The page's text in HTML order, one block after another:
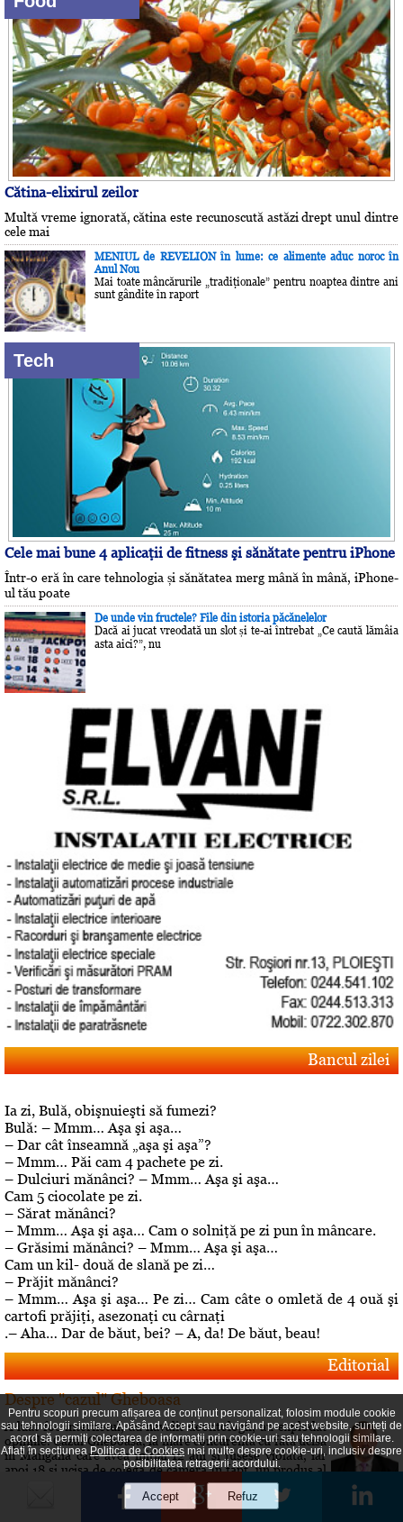
Cătina-elixirul zeilor
Multă vreme ignorată, cătina este recunoscută astăzi drept unul dintre
cele mai
MENIUL de REVELION în lume: ce alimente aduc noroc în
Anul Nou
Mai toate mâncărurile „tradiţionale” pentru noaptea dintre ani
sunt gândite în raport
Tech
Cele mai bune 4 aplicaţii de fitness şi sănătate pentru iPhone
Într-o eră în care tehnologia și sănătatea merg mână în mână, iPhone-
ul tău poate
De unde vin fructele? File din istoria păcănelelor
Dacă ai jucat vreodată un slot și te-ai întrebat „Ce caută lămâia
asta aici?”, nu
Bancul zilei
Ia zi, Bulă, obişnuieşti să fumezi?
Bulă: – Mmm… Aşa şi aşa…
– Dar cât înseamnă „aşa şi aşa”?
– Mmm… Păi cam 4 pachete pe zi.
– Dulciuri mănânci? – Mmm… Aşa şi aşa…
Cam 5 ciocolate pe zi.
– Sărat mănânci?
– Mmm… Aşa şi aşa… Cam o solniţă pe zi pun în mâncare.
– Grăsimi mănânci? – Mmm… Aşa şi aşa…
Cam un kil- două de slană pe zi…
– Prăjit mănânci?
– Mmm… Aşa şi aşa… Pe zi… Cam câte o omletă de 4 ouă şi
cartofi prăjiţi, asezonaţi cu cârnaţi
.– Aha… Dar de băut, bei? – A, da! De băut, beau!
Editorial
Despre "cazul" Gheboasa
A luat foc internetul, au navalit deontologii, au explodat
opiniile. Cazul Gheboasa, la mare concurenta cu fata ucisa
in Mangalia care avea initial 12 ani si fusese violata, iar
apoi 18 si ucisa de colega de camera In fapt, un produs al
gradului de cultura aferent unor concetateni, domnul cu
pricina a fost lasat sa evolueze intr-o siluire a...
Pentru scopuri precum afișarea de conținut personalizat, folosim module cookie
sau tehnologii similare. Apăsând Accept sau navigând pe acest website, sunteți de
acord să permiți colectarea de informații prin cookie-uri sau tehnologii similare.
Aflați în secțiuneaPolitica de Cookies mai multe despre cookie-uri, inclusiv despre
posibilitatea retragerii acordului.